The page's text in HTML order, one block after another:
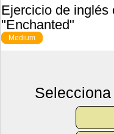
Ejercicio de inglés
"Enchanted"
Medium